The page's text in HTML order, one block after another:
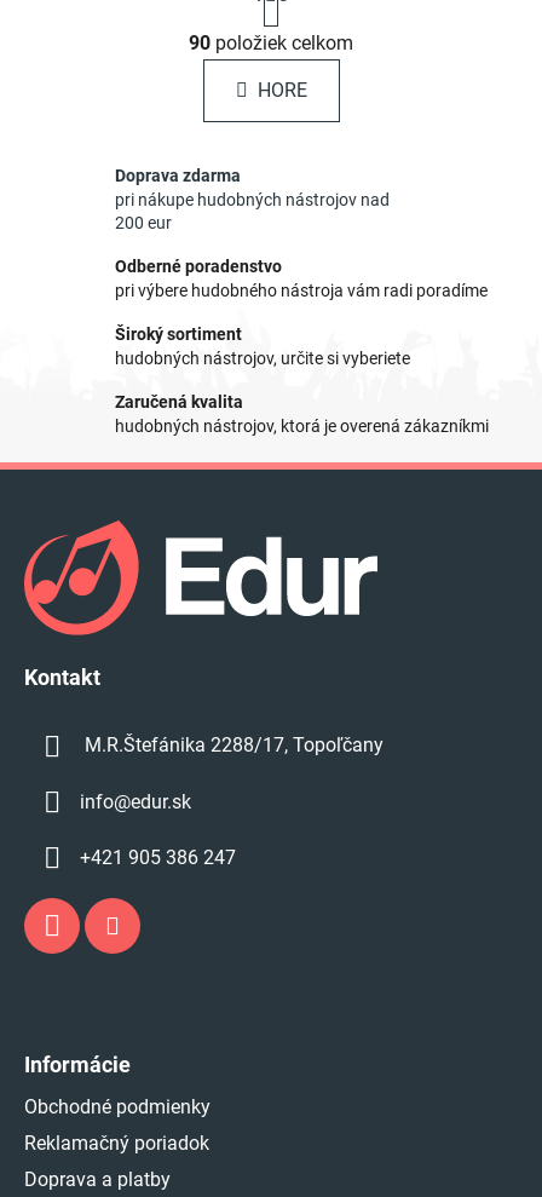
O
v
l
á
d
i
p
r
y
ý
i
u
r
á
n
k
i
90 položiek celkom
HORE
Doprava zdarma
pri nákupe hudobných nástrojov nad
200 eur
Odberné poradenstvo
pri výbere hudobného nástroja vám radi poradíme
Široký sortiment
hudobných nástrojov, určite si vyberiete
Zaručená kvalita
hudobných nástrojov, ktorá je overená zákazníkmi
Kontakt
M.R.Štefánika 2288/17, Topoľčany
info@edur.sk
+421 905 386 247
Informácie
Obchodné podmienky
Reklamačný poriadok
Doprava a platby